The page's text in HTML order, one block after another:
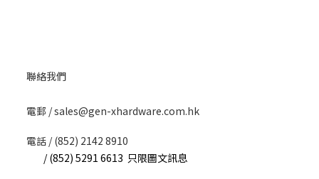
聯絡我們
​電郵 / sales@gen-xhardware.com.hk
電話 / (852) 2142 8910
/ (852) 5291 6613 只限圖文訊息